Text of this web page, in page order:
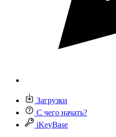
Загрузки
С чего начать?
iKeyBase